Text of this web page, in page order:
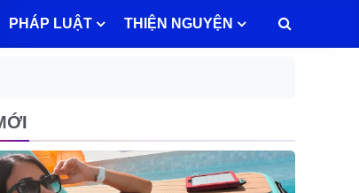
PHÁP LUẬT THIỆN NGUYỆN